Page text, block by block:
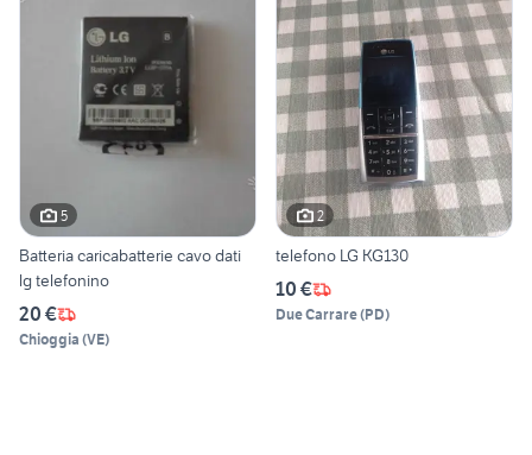
5
Batteria caricabatterie cavo dati
lg telefonino
20 €
Chioggia (VE)
2
telefono LG KG130
10 €
Due Carrare(PD)